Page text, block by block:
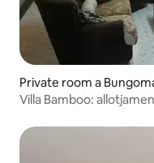
Private room a
Villa Bamboo: